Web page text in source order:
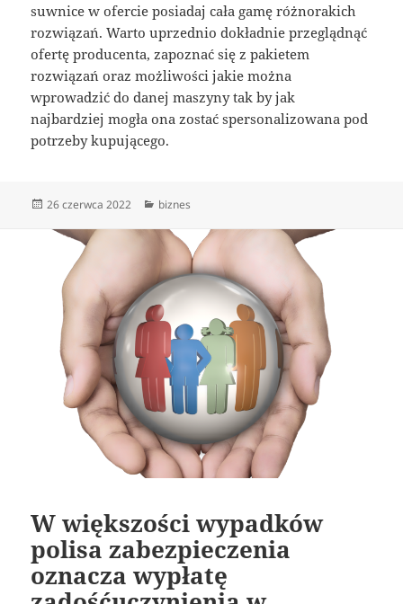
suwnice w ofercie posiadaj cała gamę różnorakich
rozwiązań. Warto uprzednio dokładnie przeglądnąć
ofertę producenta, zapoznać się z pakietem
rozwiązań oraz możliwości jakie można
wprowadzić do danej maszyny tak by jak
najbardziej mogła ona zostać spersonalizowana pod
potrzeby kupującego.
Data
26 czerwca 2022 Kategorie
biznes
W większości wypadków
polisa zabezpieczenia
oznacza wypłatę